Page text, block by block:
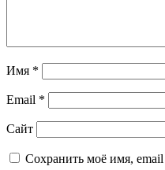
Имя *
Email *
Сайт
Сохранить моё имя, email